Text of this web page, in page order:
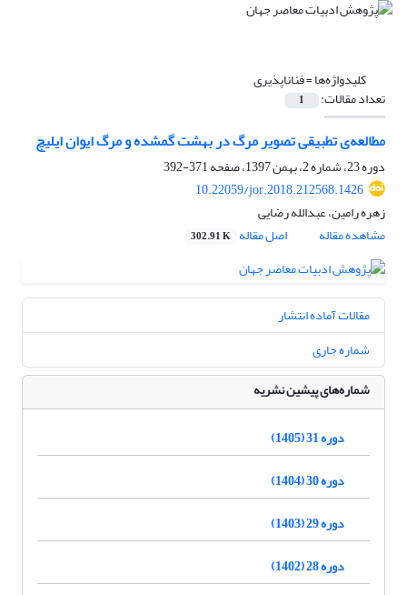
کلیدواژه‌ها =فناناپذیری
تعداد مقالات: 1
مطالعه‌ی تطبیقی تصویر مرگ در بهشت گمشده و مرگ ایوان ایلیچ
دوره 23، شماره 2، بهمن 1397، صفحه
371-392
10.22059/jor.2018.212568.1426
زهره رامین، عبدالله رضایی
مشاهده مقاله
اصل مقاله 302.91 K
مقالات آماده انتشار
شماره جاری
شماره‌های پیشین نشریه
دوره 31 (1405)
دوره 30 (1404)
دوره 29 (1403)
دوره 28 (1402)